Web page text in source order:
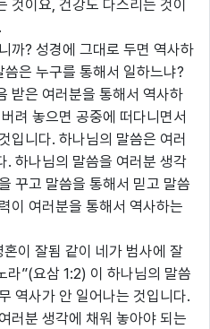
것이요, 건강도 다스리는 것이
까? 성경에 그대로 두면 역사하
은 누구를 통해서 일하느냐?
받은 여러분을 통해서 역사하
려 놓으면 공중에 떠다니면서
입니다. 하나님의 말씀은 여러
. 하나님의 말씀을 여러분 생각
꾸고 말씀을 통해서 믿고 말씀
이 여러분을 통해서 역사하는
이 잘됨 같이 네가 범사에 잘
라”(요삼 1:2) 이 하나님의 말씀
역사가 안 일어나는 것입니다.
러분 생각에 채워 놓아야 되는